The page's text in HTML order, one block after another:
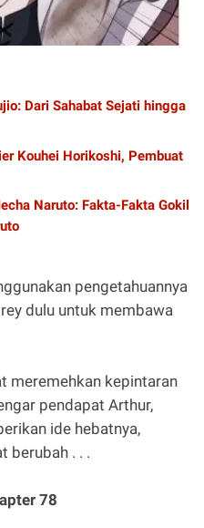
Dari Sahabat Sejati hingga
Kouhei Horikoshi, Pembuat
Naruto: Fakta-Fakta Gokil
pengetahuannya
dulu untuk membawa
meremehkan kepintaran
pendapat Arthur,
ide hebatnya,
berubah . . .
78